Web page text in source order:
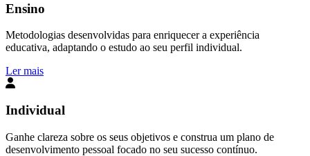
Ensino
Metodologias desenvolvidas para enriquecer a experiência
educativa, adaptando o estudo ao seu perfil individual.
Ler mais
Individual
Ganhe clareza sobre os seus objetivos e construa um plano de
desenvolvimento pessoal focado no seu sucesso contínuo.